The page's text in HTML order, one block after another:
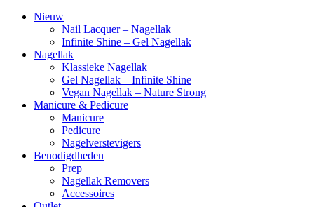
Nieuw
Nail Lacquer – Nagellak
Infinite Shine – Gel Nagellak
Nagellak
Klassieke Nagellak
Gel Nagellak – Infinite Shine
Vegan Nagellak – Nature Strong
Manicure & Pedicure
Manicure
Pedicure
Nagelverstevigers
Benodigdheden
Prep
Nagellak Removers
Accessoires